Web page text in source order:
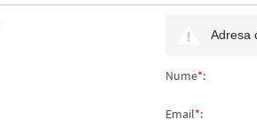
Adresa
Nume*:
Email*: